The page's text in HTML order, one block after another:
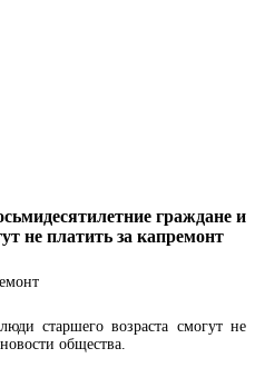
граждане и
не платить за капремонт
старшего возраста смогут не
общества.